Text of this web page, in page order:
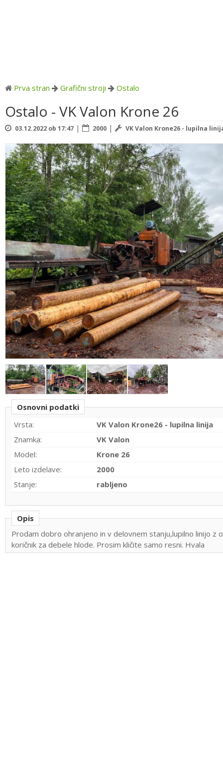
Prva stran Grafični stroji Ostalo
Ostalo - VK Valon Krone 26
03.12.2022 ob 17:47 | 2000 | VK Valon Krone26 - lupilna
Osnovni podatki
Vrsta:
VK Valon Krone26 - lupilna linija
Znamka:
VK Valon
Model:
Krone 26
Leto izdelave:
2000
Stanje:
rabljeno
Opis
Prodam dobro ohranjeno in v delovnem stanju,lupilno linijo z
koričnik za debele hlode. Prosim kličite samo resni. Hvala